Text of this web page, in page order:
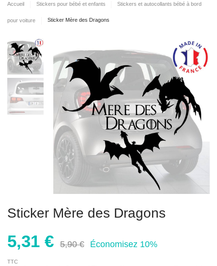
Accueil Stickers pour bébé et enfants Stickers et autocollants bébé à bord
pour voiture Sticker Mère des Dragons
Sticker Mère des Dragons
5,31 € 5,90 € Économisez 10%
TTC